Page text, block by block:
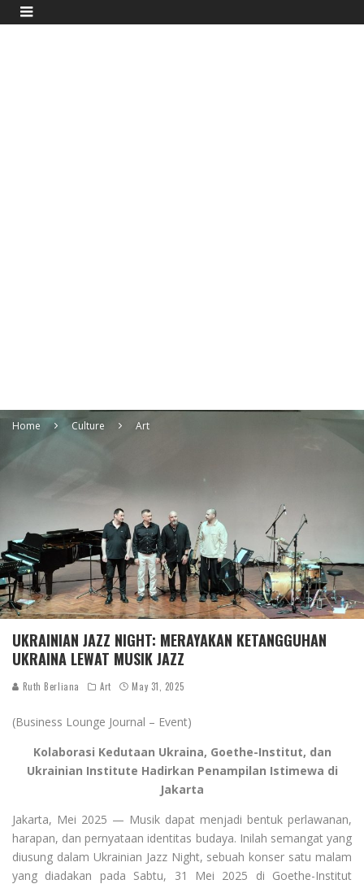
Home Culture Art
UKRAINIAN JAZZ NIGHT: MERAYAKAN KETANGGUHAN
UKRAINA LEWAT MUSIK JAZZ
Ruth Berliana Art May 31, 2025
(Business Lounge Journal – Event)
Kolaborasi Kedutaan Ukraina, Goethe-Institut, dan
Ukrainian Institute Hadirkan Penampilan Istimewa di
Jakarta
Jakarta, Mei 2025 — Musik dapat menjadi bentuk perlawanan,
harapan, dan pernyataan identitas budaya. Inilah semangat yang
diusung dalam Ukrainian Jazz Night, sebuah konser satu malam
yang diadakan pada Sabtu, 31 Mei 2025 di Goethe-Institut